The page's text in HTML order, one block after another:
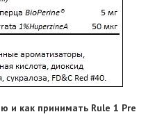
и как принимать Rule 1 Pre